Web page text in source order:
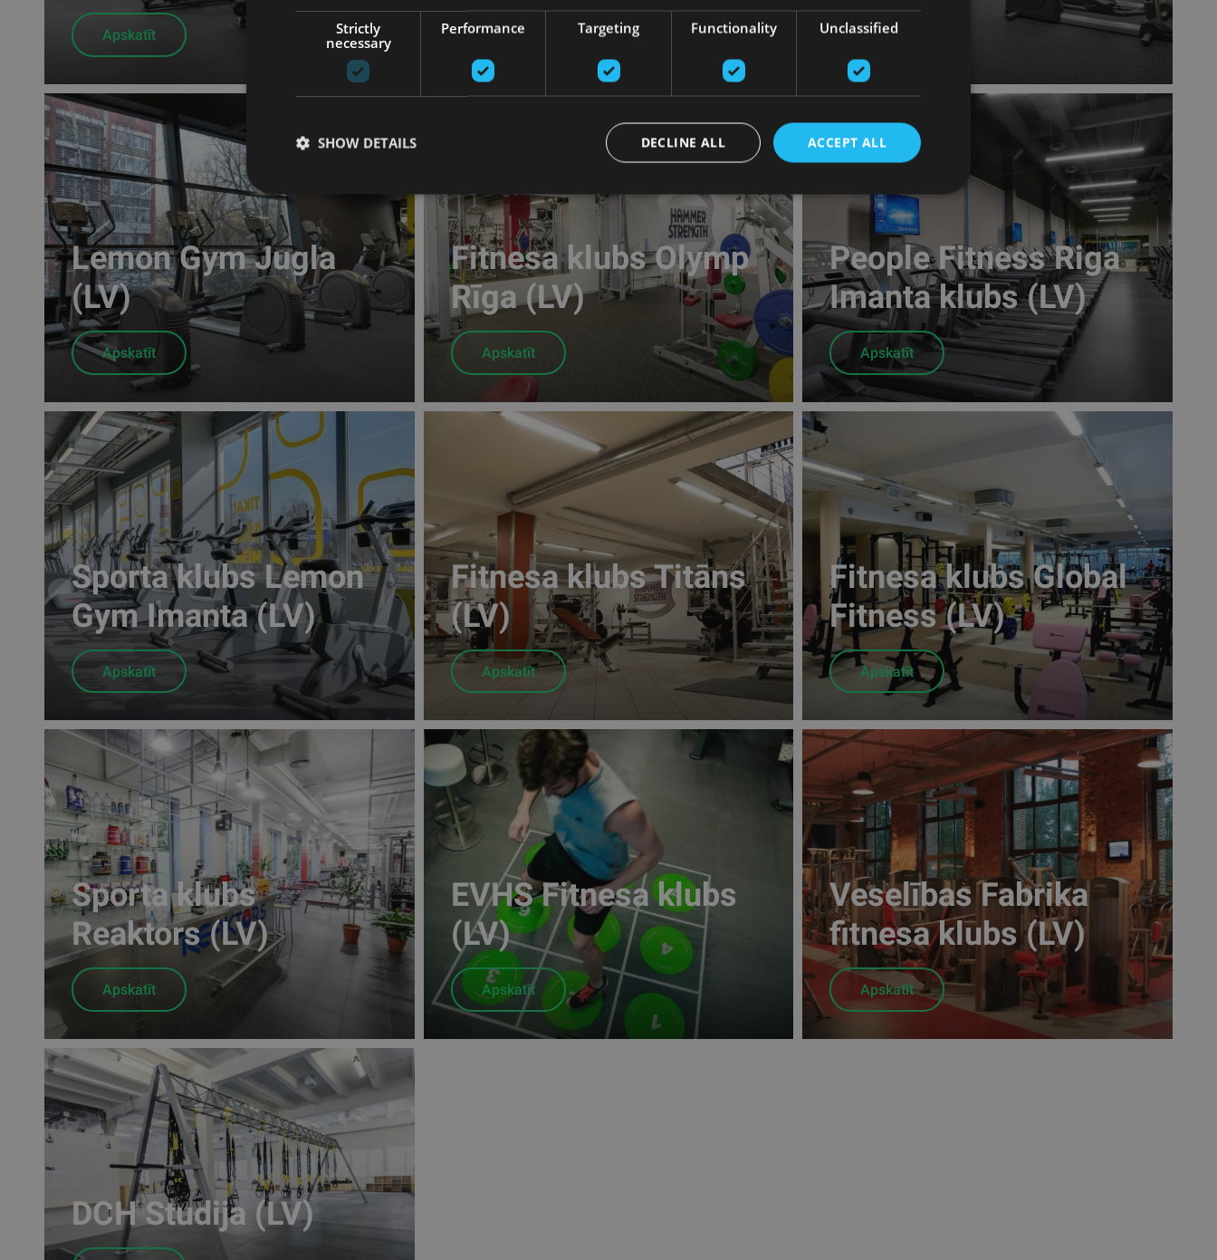
Apskatīt Apskatīt Apskatīt
Lemon Gym Jugla
(LV)
Apskatīt
Fitnesa klubs Olymp
Rīga (LV)
Apskatīt
People Fitness Riga
Imanta klubs (LV)
Apskatīt
Sporta klubs Lemon
Gym Imanta (LV)
Apskatīt
Fitnesa klubs Titāns
(LV)
Apskatīt
Fitnesa klubs Global
Fitness (LV)
Apskatīt
Sporta klubs
Reaktors (LV)
Apskatīt
EVHS Fitnesa klubs
(LV)
Apskatīt
Veselības Fabrika
fitnesa klubs (LV)
Apskatīt
DCH Studija (LV)
Strictly
necessary
Performance Targeting Functionality Unclassified
ACCEPT ALL
DECLINE ALL
SHOW DETAILS